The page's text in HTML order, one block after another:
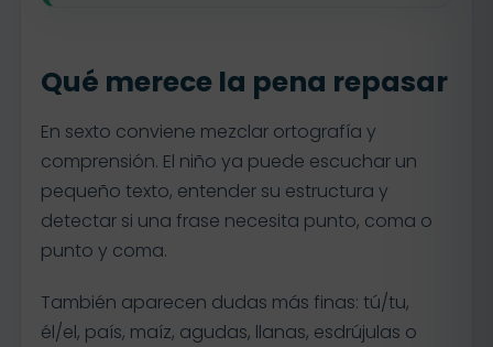
Qué merece la pena repasar
En sexto conviene mezclar ortografía y
comprensión. El niño ya puede escuchar un
pequeño texto, entender su estructura y
detectar si una frase necesita punto, coma o
punto y coma.
También aparecen dudas más finas: tú/tu,
él/el, país, maíz, agudas, llanas, esdrújulas o